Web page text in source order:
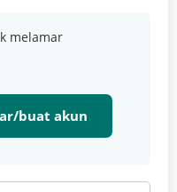
melamar
buat akun